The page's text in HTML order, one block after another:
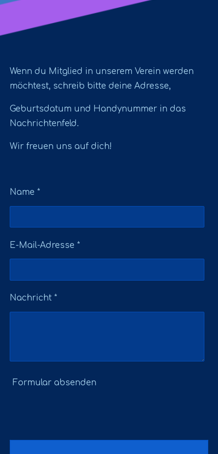
Wenn du Mitglied in unserem Verein werden
möchtest, schreib bitte deine Adresse,
Geburtsdatum und Handynummer in das
Nachrichtenfeld.
Wir freuen uns auf dich!
Name *
E-Mail-Adresse *
Nachricht *
Formular absenden